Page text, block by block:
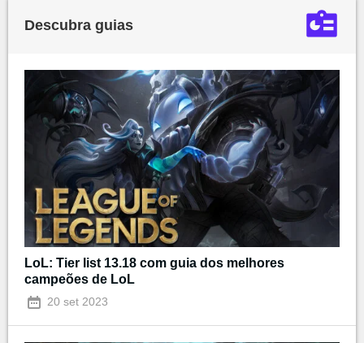
Descubra guias
LoL: Tier list 13.18 com guia dos melhores
campeões de LoL
20 set 2023